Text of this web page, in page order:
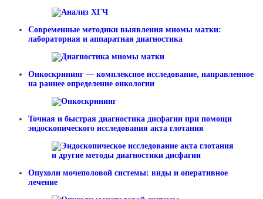
Современные методики выявления миомы матки:
лабораторная и аппаратная диагностика
Онкоскрининг — комплексное исследование, направленное
на раннее определение онкологии
Точная и быстрая диагностика дисфагии при помощи
эндоскопического исследования акта глотания
Опухоли мочеполовой системы: виды и оперативное
лечение